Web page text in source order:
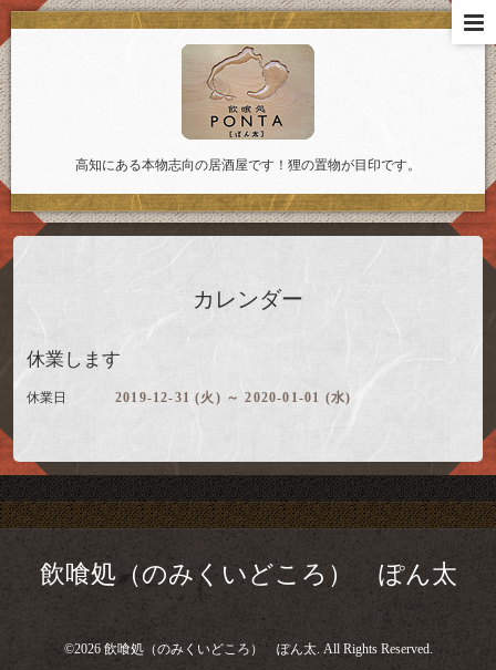
高知にある本物志向の居酒屋です！狸の置物が目印です。
カレンダー
休業します
休業日 2019-12-31 (火) ～ 2020-01-01 (水)
飲喰処（のみくいどころ） ぽん太
©2026 飲喰処（のみくいどころ） ぽん太. All Rights Reserved.